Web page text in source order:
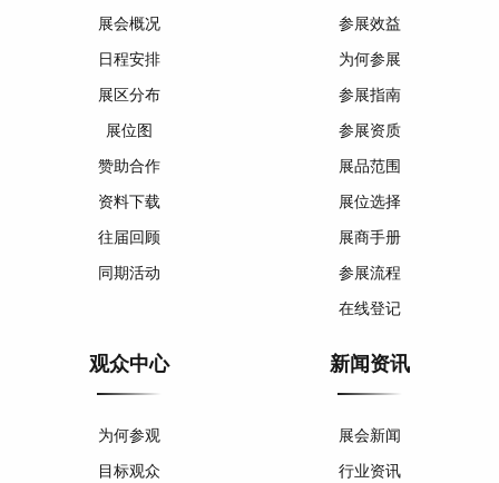
展会概况
日程安排
展区分布
展位图
赞助合作
资料下载
往届回顾
同期活动
参展效益
为何参展
参展指南
参展资质
展品范围
展位选择
展商手册
参展流程
在线登记
观众中心
为何参观
目标观众
新闻资讯
展会新闻
行业资讯